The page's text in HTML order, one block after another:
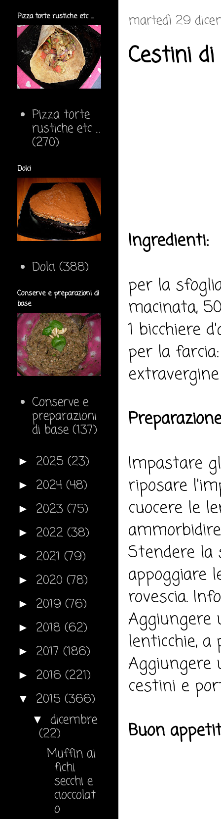
martedì 29
Cestini
Ingredienti:
per la
macinata,
1 bicchiere
per la
Impastare
riposare
cuocere le
Stendere la
appoggiare
rovescia.
Aggiungere
lenticchie,
Aggiungere
cestini e
Buon
Pizza torte rustiche etc ...
Pizza torte
rustiche etc ...
(270)
Dolci
Dolci (388)
Conserve e preparazioni di
base
Conserve e
preparazioni
di base (137)
► 2025 (23)
► 2024 (48)
► 2023 (75)
► 2022 (38)
► 2021 (79)
► 2020 (78)
► 2019 (76)
► 2018 (62)
► 2017 (186)
► 2016 (221)
▼ 2015 (366)
▼ dicembre
(22)
Muffin ai
fichi
secchi e
cioccolat
o